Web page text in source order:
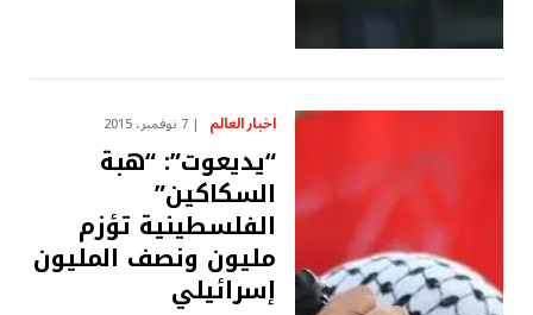
اخبار العالم 7 نوفمبر، 2015
“يديعوت”: “هبة
السكاكين”
الفلسطينية تؤزم
مليون ونصف المليون
إسرائيلي